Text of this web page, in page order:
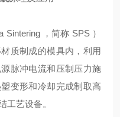
，简称 SPS ）
质制成的模具内，利用
脉冲电流和压制压力施
变形和冷却完成制取高
工艺设备。